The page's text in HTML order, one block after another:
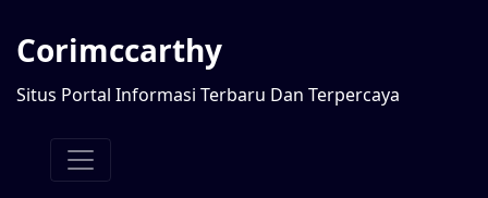
Corimccarthy
Situs Portal Informasi Terbaru Dan Terpercaya